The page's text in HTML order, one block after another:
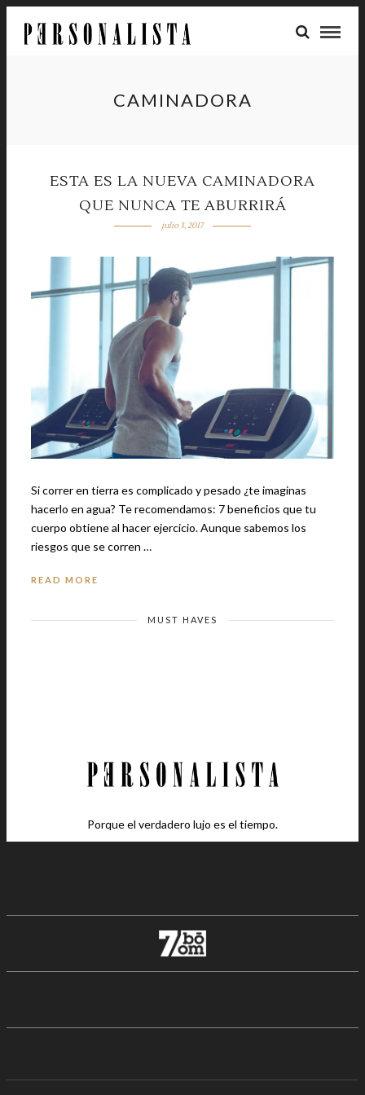
CAMINADORA
ESTA ES LA NUEVA CAMINADORA
QUE NUNCA TE ABURRIRÁ
julio 3, 2017
Si correr en tierra es complicado y pesado ¿te imaginas
hacerlo en agua? Te recomendamos: 7 beneficios que tu
cuerpo obtiene al hacer ejercicio. Aunque sabemos los
riesgos que se corren …
READ MORE
MUST HAVES
Porque el verdadero lujo es el tiempo.